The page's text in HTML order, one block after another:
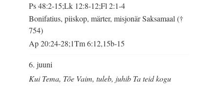
Ps 48:2-15;Lk 12:8-12;Fl 2:1-4
Bonifatius, piiskop, märter, misjonär Saksamaal (†
754)
Ap 20:24-28;1Tm 6:12,15b-15
6. juuni
Kui Tema, Tõe Vaim, tuleb, juhib Ta teid kogu